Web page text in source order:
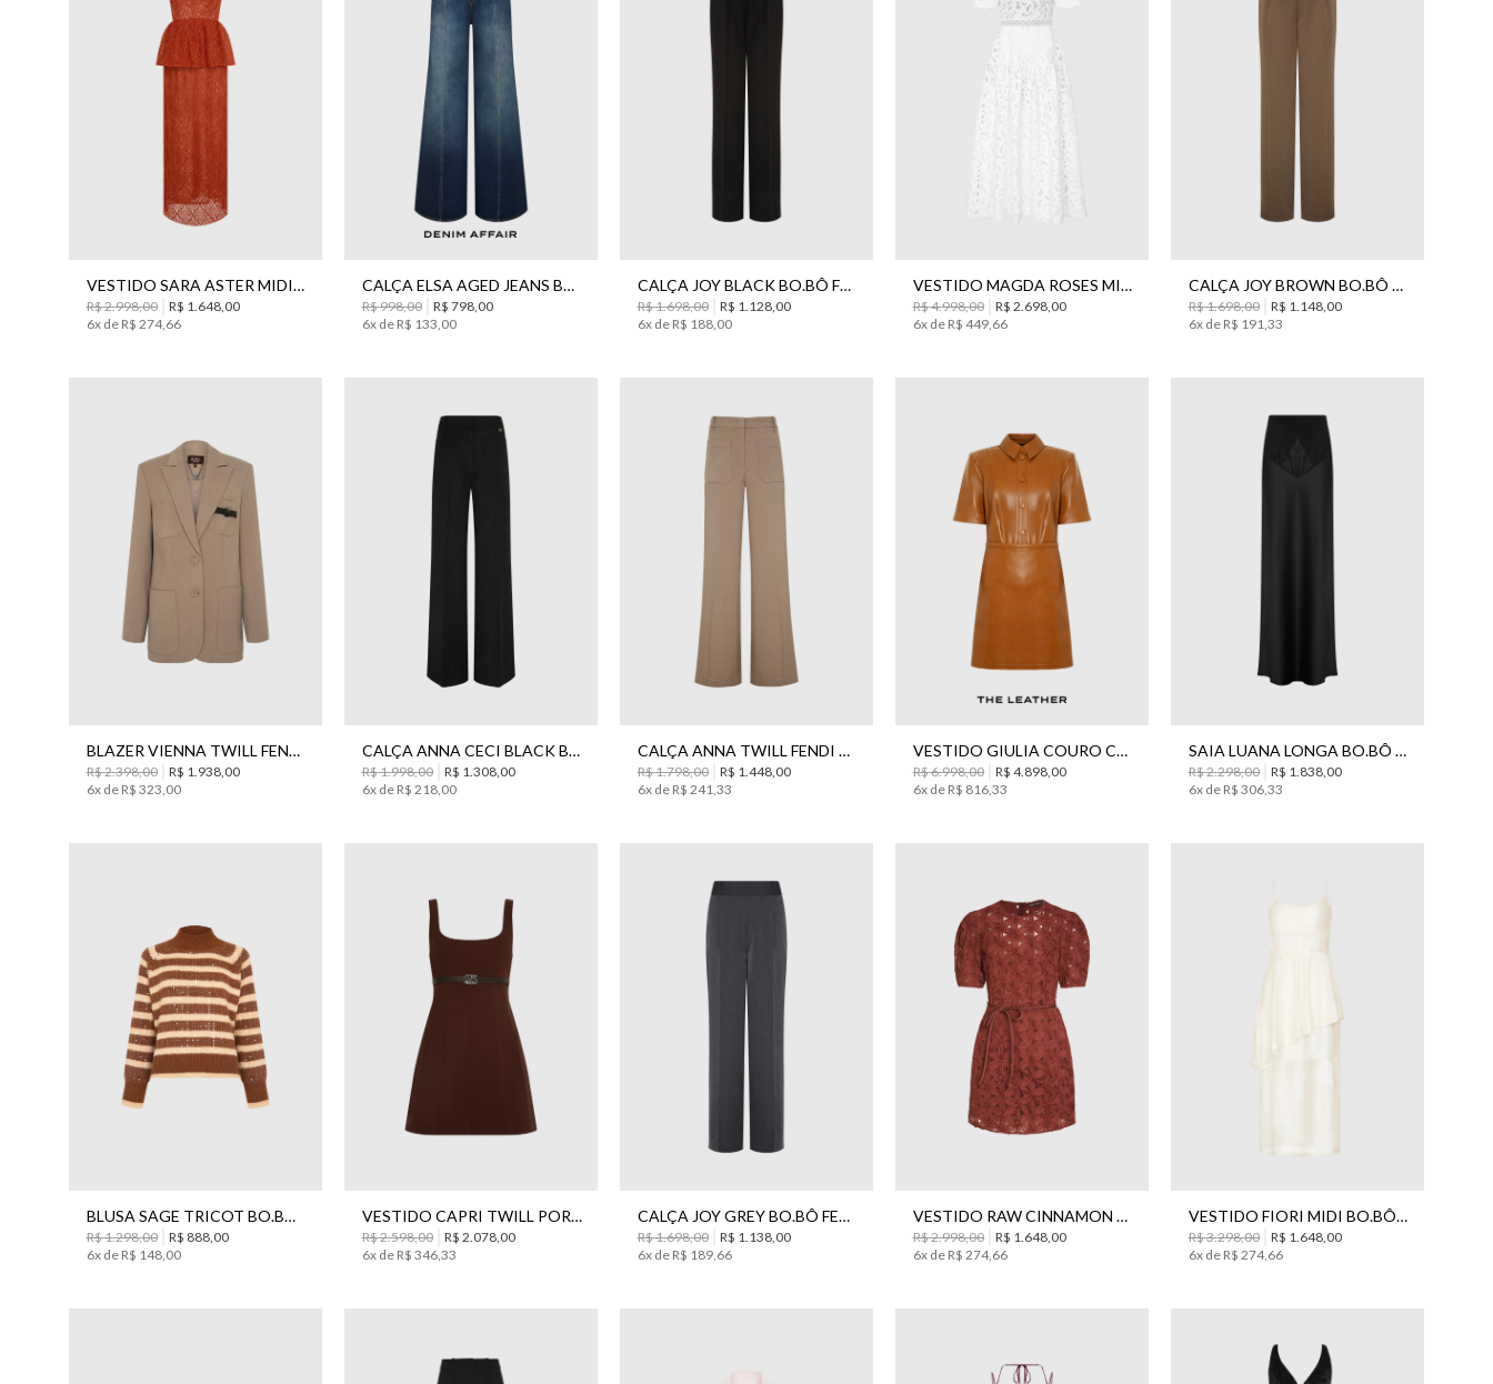
VESTIDO SARA ASTER MIDI BO.BÔ FEMININO
R$2.998,00 R$ 1 648, 00
6x de R$ 274, 66
40 42
CALÇA ELSA AGED JEANS BO.BÔ FEMININA
R$998,00 R$ 798, 00
6x de R$ 133 00
CALÇA JOY BLACK BO.BÔ FEMININA
R$1.698,00 R$ 1 128, 00
6x de R$ 188, 00
VESTIDO MAGDA ROSES MIDI BO.BÔ FEMININO
R$4.998,00 R$ 2 698, 00
6x de R$ 449, 66
CALÇA JOY BROWN BO.BÔ FEMININA
R$1.698,00 R$ 1 148, 00
6x de R$ 191 33
BLAZER VIENNA TWILL FENDI BO.BÔ FEMININO
R$2.398,00 R$ 1 938, 00
6x de R$ 323 00
CALÇA ANNA CECI BLACK BO.BÔ FEMININA
R$1.998,00 R$ 1 308, 00
6x de R$ 218, 00
CALÇA ANNA TWILL FENDI BO.BÔ FEMININA
R$1.798,00 R$ 1 448, 00
6x de R$ 241 33
38 40
VESTIDO GIULIA COURO CURTO BO.BÔ FEMININO
R$6.998,00 R$ 4. 898, 00
6x de R$ 816, 33
SAIA LUANA LONGA BO.BÔ FEMININA
R$2.298,00 R$ 1 838, 00
6x de R$ 306, 33
BLUSA SAGE TRICOT BO.BÔ FEMININA
R$1.298,00 R$ 888, 00
6x de R$ 148, 00
VESTIDO CAPRI TWILL PORTO CURTO BO.BÔ FEMININO
R$2.598,00 R$ 2 078, 00
6x de R$ 346, 33
CALÇA JOY GREY BO.BÔ FEMININA
R$1.698,00 R$ 1 138, 00
6x de R$ 189, 66
VESTIDO RAW CINNAMON CURTO BO.BÔ FEMININO
R$2.998,00 R$ 1 648, 00
6x de R$ 274, 66
VESTIDO FIORI MIDI BO.BÔ FEMININO
R$3.298,00 R$ 1 648, 00
6x de R$ 274, 66